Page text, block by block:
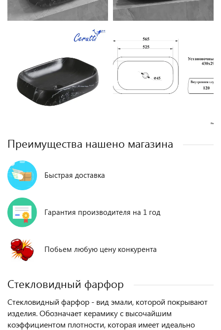
Преимущества нашено магазина
Быстрая доставка
Гарантия производителя на 1 год
Побьем любую цену конкурента
Стекловидный фарфор
Стекловидный фарфор - вид эмали, которой покрывают
изделия. Обозначает керамику с высочайшим
коэффициентом плотности, которая имеет идеально